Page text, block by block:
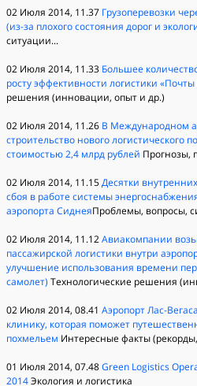
02 Июля 2014, 11.37 Грузоперевозки
(из-за плохого состояния дорог и
ситуации...
02 Июля 2014, 11.33 Большее
росту эффективности логистики
решения (инновации, опыт и др.)
02 Июля 2014, 11.26 В Международном
строительство нового логистического
стоимостью 2,4 млрд рублей Прогнозы,
02 Июля 2014, 11.15Десятки
сбоя в работе системы
аэропорта СиднеяПроблемы, вопросы,
02 Июля 2014, 11.12Авиакомпании
пассажирской логистики внутри
улучшение использования времени
самолет) Технологические решения
02 Июля 2014, 08.41 Аэропорт Лас-
клинику, которая поможет
похмельем Интересные факты
01 Июля 2014, 07.48Green Logistics
2014Экология и логистика